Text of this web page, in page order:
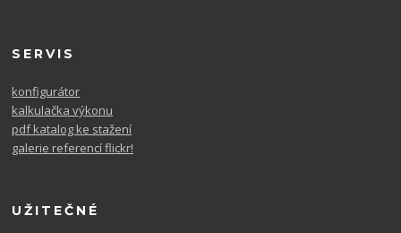
SERVIS
konfigurátor
kalkulačka výkonu
pdf katalog ke stažení
galerie referencí flickr!
UŽITEČNÉ